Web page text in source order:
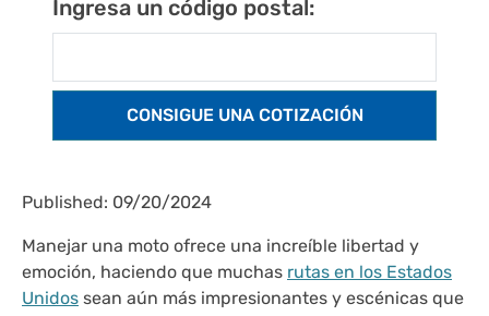
Ingresa un código postal:
Published: 09/20/2024
Manejar una moto ofrece una increíble libertad y
emoción, haciendo que muchas rutas en los Estados
Unidos sean aún más impresionantes y escénicas que